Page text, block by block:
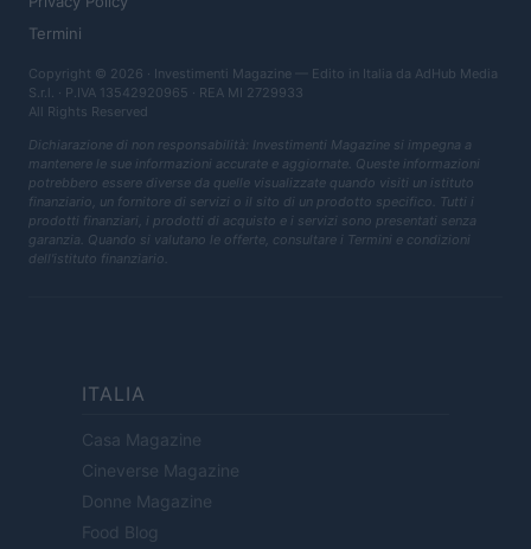
Termini
Copyright © 2026 · Investimenti Magazine — Edito in Italia da AdHub Media
S.r.l. · P.IVA 13542920965 · REA MI 2729933
All Rights Reserved
Dichiarazione di non responsabilità: Investimenti Magazine si impegna a
mantenere le sue informazioni accurate e aggiornate. Queste informazioni
potrebbero essere diverse da quelle visualizzate quando visiti un istituto
finanziario, un fornitore di servizi o il sito di un prodotto specifico. Tutti i
prodotti finanziari, i prodotti di acquisto e i servizi sono presentati senza
garanzia. Quando si valutano le offerte, consultare i Termini e condizioni
dell'istituto finanziario.
ITALIA
Casa Magazine
Cineverse Magazine
Donne Magazine
Food Blog